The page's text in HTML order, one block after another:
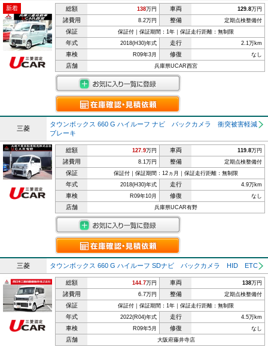
新着 総額 138万円 車両 129.8万円
諸費用 8.2万円 整備 定期点検整備付
保証 保証付｜保証期間：1年｜保証走行距離：無制限
年式 2018(H30)年式 走行 2.1万km
車検 R09年3月 修復 なし
店舗 兵庫県UCAR西宮
三菱
タウンボックス 660 G ハイルーフ ナビ バックカメラ 衝突被害軽減
ブレーキ
総額 127.9万円 車両 119.8万円
諸費用 8.1万円 整備 定期点検整備付
保証 保証付｜保証期間：12ヵ月｜保証走行距離：無制限
年式 2018(H30)年式 走行 4.9万km
車検 R09年10月 修復 なし
店舗 兵庫県UCAR有野
三菱 タウンボックス 660 G ハイルーフ SDナビ バックカメラ HID ETC
総額 144.7万円 車両 138万円
諸費用 6.7万円 整備 定期点検整備付
保証 保証付｜保証期間：1年｜保証走行距離：無制限
年式 2022(R04)年式 走行 4.5万km
車検 R09年5月 修復 なし
店舗 大阪府藤井寺店